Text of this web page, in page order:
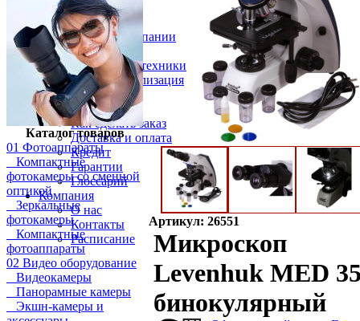
Аксессуары
Слухи
Новости компании
Услуги
Прокат фототехники
Выкуп и реализация
Покупателям
Акции
Как сделать заказ
Доставка и оплата
Кредит
Гарантии
Глоссарий
Компания
О нас
Контакты
Расписание
Каталог товаров
01 Фотоаппараты
Компактные
фотокамеры со сменной
оптикой
Зеркальные
фотокамеры
Компактные
фотоаппараты
02 Видео оборудование
Видеокамеры
Панорамные камеры
Экшн-камеры и
Артикул: 26551
Микроскоп
Levenhuk MED
бинокулярный